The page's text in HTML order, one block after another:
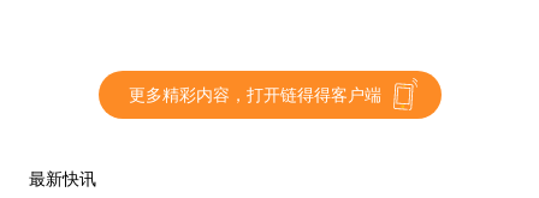
行业资深人士对此有怎样的看法呢？处于低靡期的
DeFi是否会因为UNI的出现而“重振雄风”呢？
更多精彩内容，打开链得得客户端
最新快讯